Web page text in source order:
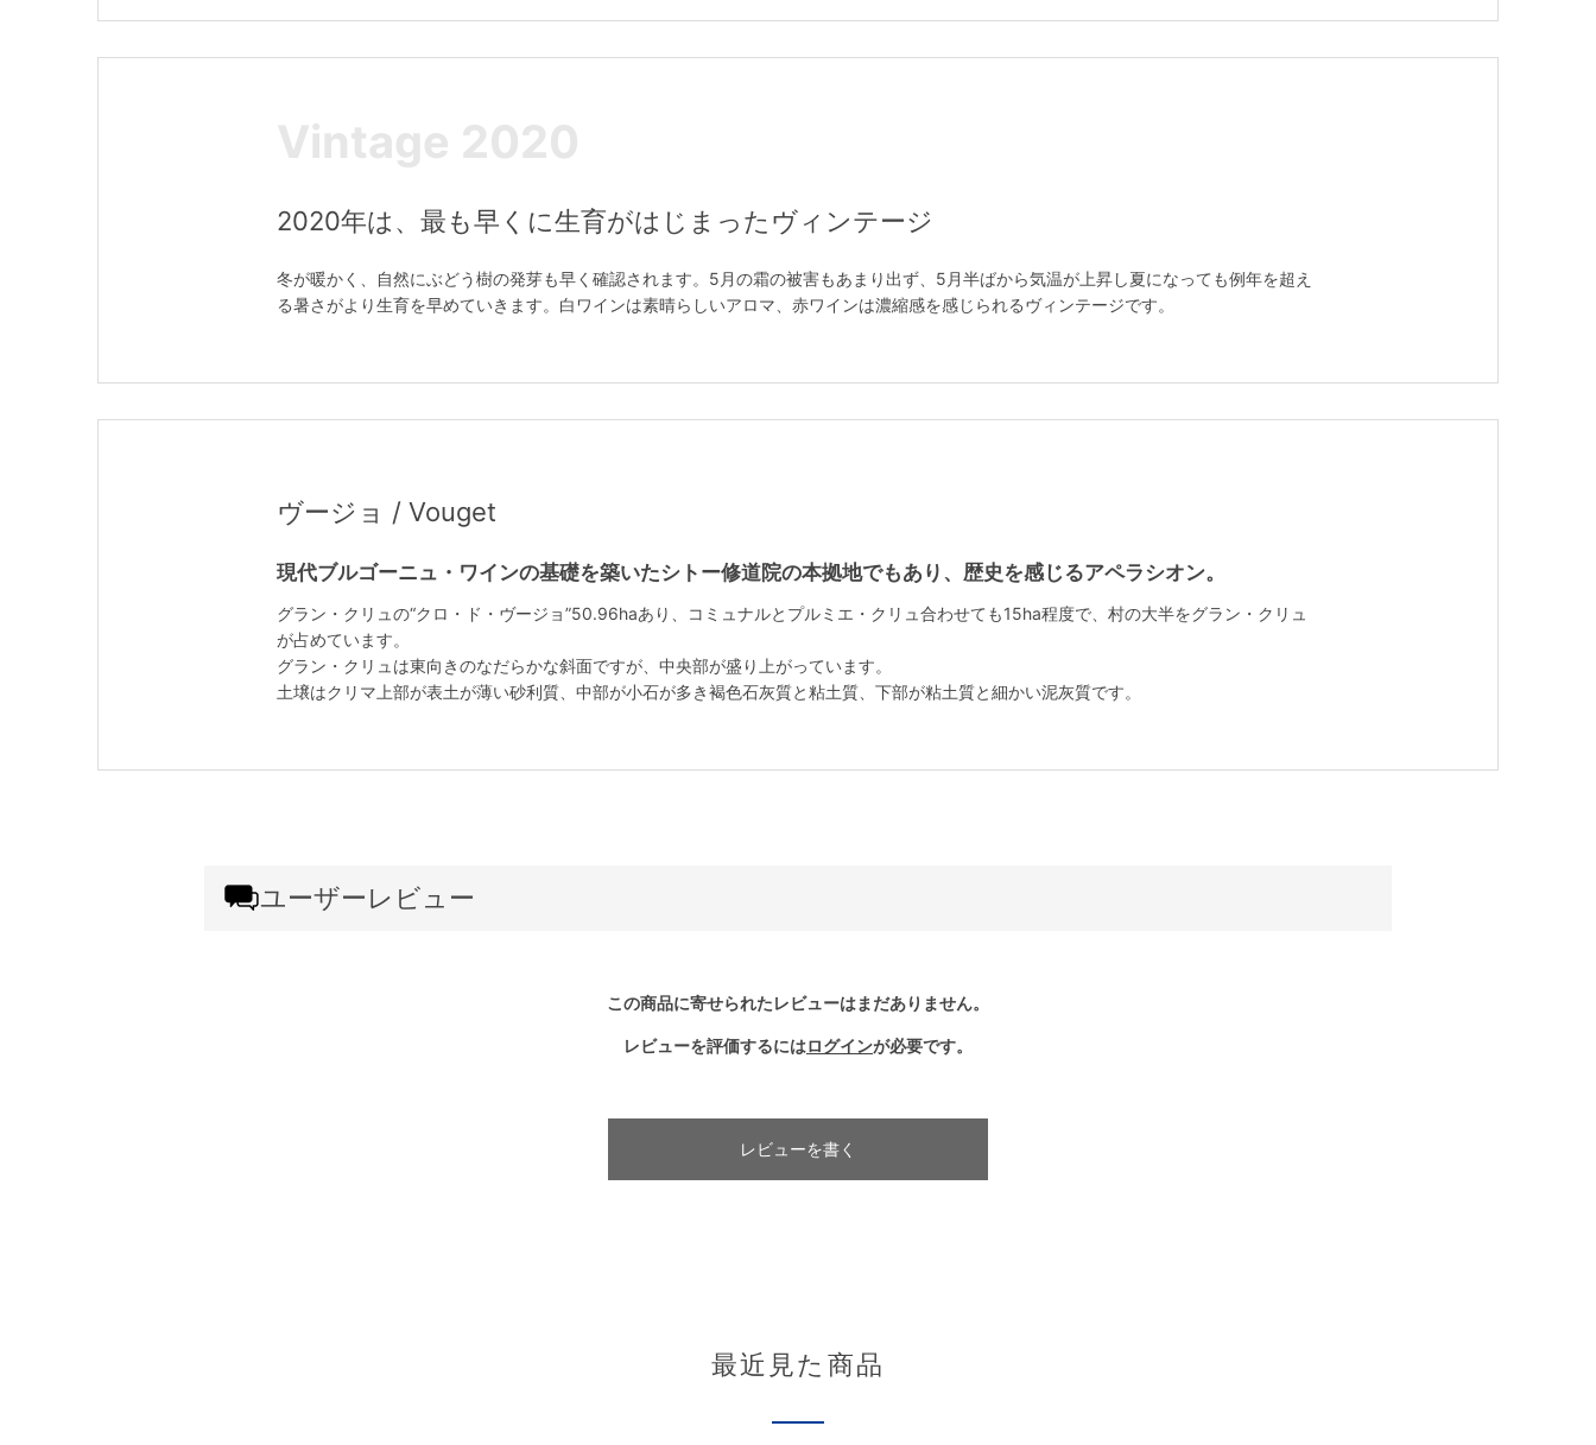
Vintage 2020
2020年は、最も早くに生育がはじまったヴィンテージ
冬が暖かく、自然にぶどう樹の発芽も早く確認されます。5月の霜の被害もあまり出ず、5月半ばから気温が上昇し夏になっても例年を超え
る暑さがより生育を早めていきます。白ワインは素晴らしいアロマ、赤ワインは濃縮感を感じられるヴィンテージです。
ヴージョ / Vouget
現代ブルゴーニュ・ワインの基礎を築いたシトー修道院の本拠地でもあり、歴史を感じるアペラシオン。
グラン・クリュの“クロ・ド・ヴージョ”50.96haあり、コミュナルとプルミエ・クリュ合わせても15ha程度で、村の大半をグラン・クリュ
が占めています。
グラン・クリュは東向きのなだらかな斜面ですが、中央部が盛り上がっています。
土壌はクリマ上部が表土が薄い砂利質、中部が小石が多き褐色石灰質と粘土質、下部が粘土質と細かい泥灰質です。
ユーザーレビュー
この商品に寄せられたレビューはまだありません。
レビューを評価するにはログインが必要です。
レビューを書く
最近見た商品